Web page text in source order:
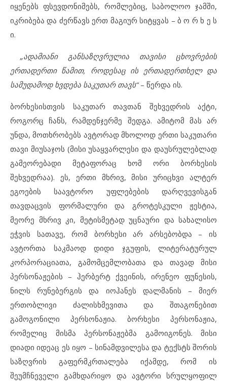
იყენებს ფსევდონიმებს, რომლებიც, საბოლოო ჯამში,
იკრიბება და ძერწავს ერთ მაგიურ სიტყვას – ბ ო რ ხ ე ს
ი.
„ადამიანი განსაზღვრულია თავისი ცხოვრების
ერთადერთი წამით, როდესაც ის ერთადერთხელ და
სამუდამოდ ხვდება საკუთარ თავს“– წერდა ის.
ბორხესისთვის საკუთარ თავთან შეხვედრის აქტი,
როგორც ჩანს, რამდენჯერმე შედგა. ამიტომ მას არ
უნდა, მოთხრობებს ავტორად მხოლოდ ერთი საკუთარი
თავი მიუსაჯოს (მისი უსაყვარლესი და დაუსრულებლად
გამეორებადი მეტაფორაც ხომ ორი ბორხესის
შეხვედრაა). ეს, ერთი მხრივ, მისი ურიცხვი ალტერ
ეგოების საავტორო უფლებების დარღვევისგან
თავდაცვის ფორმალური და გროტესკული ჟესტია,
მეორე მხრივ კი, მეტისმეტად უცნაური და სახალისო
ეჭვის სათავე, რომ ბორხესი არ არსებობდა – ის
ავტორთა საკმაოდ დიდი ჯგუფის, ლიტერატურულ
კორპორაციათა, გამომცემლობათა და თავად მისი
პერსონაჟების – ჰერბერტ ქვეინის, ირენეო ფუნესის,
ნილს რუნებერგის და იოჰანეს დალმანის – მიერ
ერთობლივი ძალისხმევითა და შთაგონებით
გამოგონილი პერსონაჟია. ბორხესი პერსონაჟია,
რომელიც მისმა პერსონაჟებმა გამოიგონეს. მისი
დიადი იდეაც ეს იყო – სინამდვილესა და ტექსტს შორის
საზღვრის გაფერმკრთალება იქამდე, რომ ის
შეუმჩნეველი გამხდარიყო და ავტორი სრულყოფილ